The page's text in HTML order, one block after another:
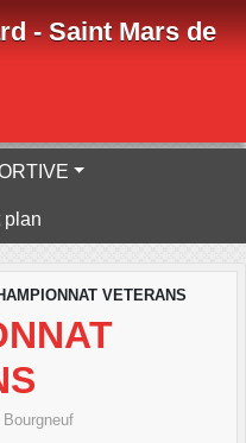
- Saint Mars de
plan
VETERANS